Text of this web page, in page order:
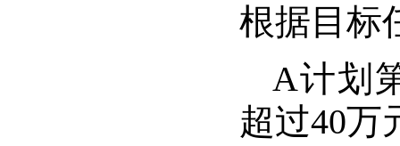
根据目标
A计划
超过40万